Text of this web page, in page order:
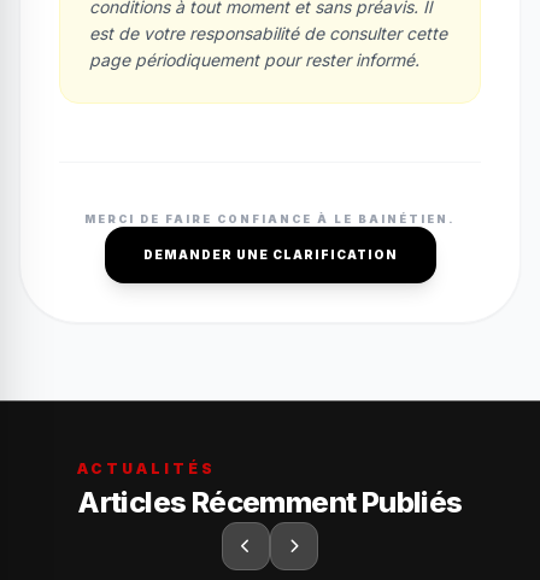
conditions à tout moment et sans préavis. Il
est de votre responsabilité de consulter cette
page périodiquement pour rester informé.
MERCI DE FAIRE CONFIANCE À LE BAINÉTIEN.
DEMANDER UNE CLARIFICATION
ACTUALITÉS
Articles Récemment Publiés